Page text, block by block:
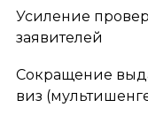
Усиление
заявителей
Сокращение
виз